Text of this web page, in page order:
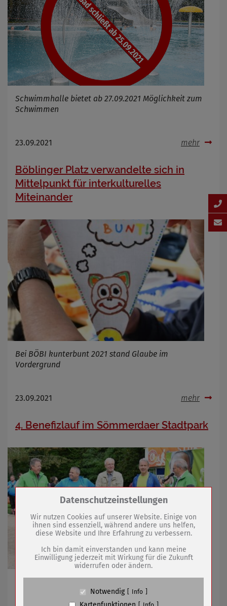
Schwimmhalle bietet ab 27.09.2021 Möglichkeit zum
Schwimmen
23.09.2021 mehr
Böblinger Platz verwandelte sich in
Mittelpunkt für interkulturelles
Miteinander
Bei BÖBI kunterbunt 2021 stand Glaube im
Vordergrund
23.09.2021 mehr
4. Benefizlauf im Sömmerdaer Stadtpark
Zum Betrieb der Seite notwendige Cookies /
Name
PHP Session Cookie
Anbieter
Eigentümer dieser Website (Wenko-
Wenselaar GmbH & Co. KG)
Absicherung Kontaktformular / SPAM
Datenschutzeinstellungen
Wir nutzen Cookies auf unserer Website. Einige von
ihnen sind essenziell, während andere uns helfen,
diese Website und Ihre Erfahrung zu verbessern.
Ich bin damit einverstanden und kann meine
Einwilligung jederzeit mit Wirkung für die Zukunft
widerrufen oder ändern.
Notwendig Info